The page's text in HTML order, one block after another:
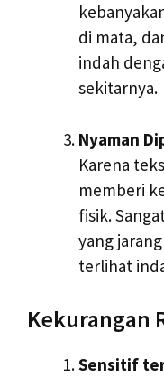
di mata,
indah
sekitarnya.
Nyaman
Karena
memberi
fisik.
yang
terlihat
Kekurangan
Sensitif